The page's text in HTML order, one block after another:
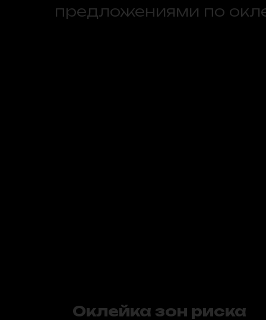
предложениями по
Оклейка зон риска